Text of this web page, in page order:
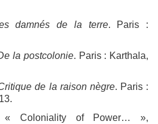
damnés de la terre. Paris :
la postcolonie. Paris : Karthala,
de la raison nègre. Paris :
« Coloniality of Power… »,